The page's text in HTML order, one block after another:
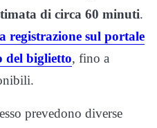
di circa 60 minuti.
registrazione sul portale
del biglietto, fino a
prevedono diverse